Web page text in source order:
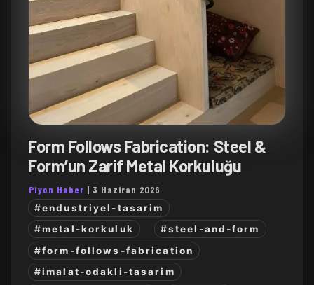
Form Follows Fabrication: Steel &
Form’un Zarif Metal Korkuluğu
Piyon Haber | 3 Haziran 2026
#endustriyel-tasarim
#metal-korkuluk
#steel-and-form
#form-follows-fabrication
#imalat-odakli-tasarim